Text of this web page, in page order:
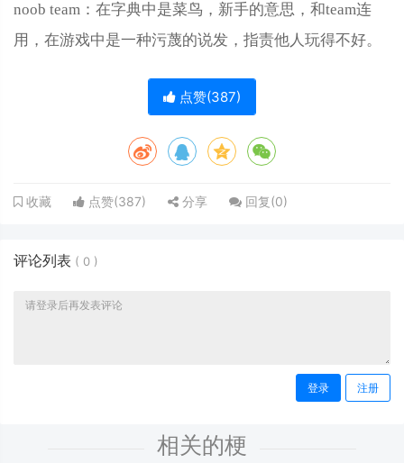
noob team：在字典中是菜鸟，新手的意思，和team连
用，在游戏中是一种污蔑的说发，指责他人玩得不好。
点赞(387)
收藏 点赞(387) 分享 回复(0)
评论列表 ( 0 )
登录 注册
相关的梗